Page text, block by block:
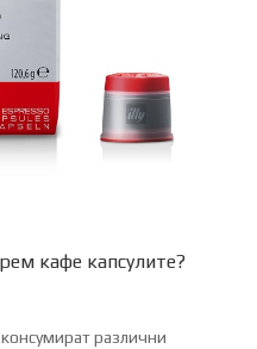
кафе капсулите?
различни